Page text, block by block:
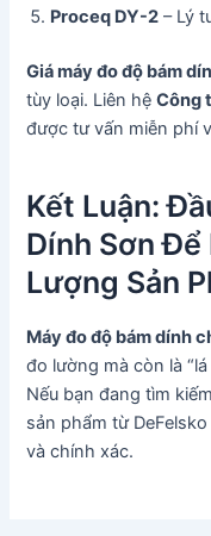
Proceq DY-2 – Lý
Giá máy đo độ bám
tùy loại. Liên hệCông
được tư vấn miễn phí
Kết Luận:
Dính Sơn Để
Lượng Sản
Máy đo độ bám dính
đo lường mà còn là
Nếu bạn đang tìm
sản phẩm từ
và chính xác.